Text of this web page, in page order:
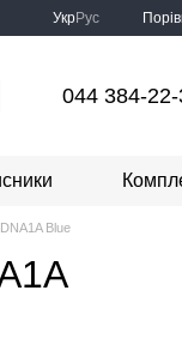
УкрРус
044 384-
Blue